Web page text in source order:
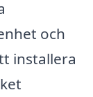
och
installera